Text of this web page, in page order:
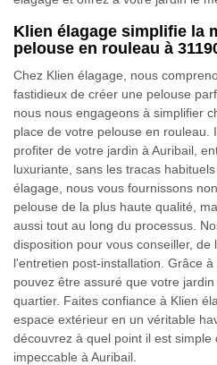
Klien élagage simplifie la
pelouse en rouleau à
Chez Klien élagage, nous
fastidieux de créer une pelouse
nous nous engageons à simplifier
place de votre pelouse en rouleau.
profiter de votre jardin à Auribail,
luxuriante, sans les tracas
élagage, nous vous fournissons
pelouse de la plus haute qualité,
aussi tout au long du processus.
disposition pour vous conseiller, de
l'entretien post-installation. Grâce
pouvez être assuré que votre
quartier. Faites confiance à Klien
espace extérieur en un véritable
découvrez à quel point il est
impeccable à Auribail.